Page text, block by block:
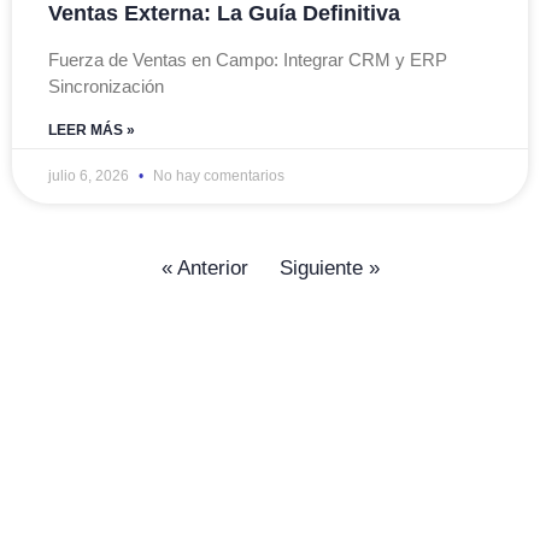
Ventas Externa: La Guía Definitiva
Fuerza de Ventas en Campo: Integrar CRM y ERP
Sincronización
LEER MÁS »
julio 6, 2026 No hay comentarios
« Anterior Siguiente »